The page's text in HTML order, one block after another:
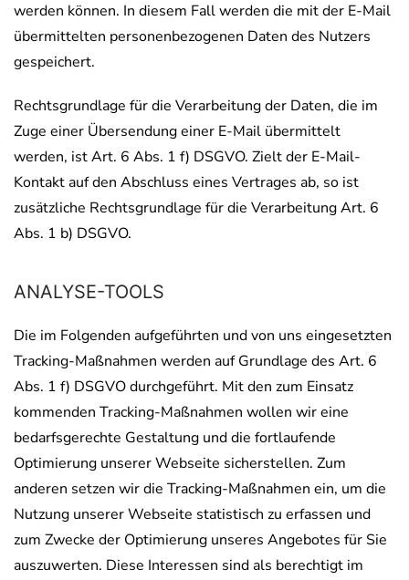
werden können. In diesem Fall werden die mit der E-Mail
übermittelten personenbezogenen Daten des Nutzers
gespeichert.
Rechtsgrundlage für die Verarbeitung der Daten, die im
Zuge einer Übersendung einer E-Mail übermittelt
werden, ist Art. 6 Abs. 1 f) DSGVO. Zielt der E-Mail-
Kontakt auf den Abschluss eines Vertrages ab, so ist
zusätzliche Rechtsgrundlage für die Verarbeitung Art. 6
Abs. 1 b) DSGVO.
ANALYSE-TOOLS
Die im Folgenden aufgeführten und von uns eingesetzten
Tracking-Maßnahmen werden auf Grundlage des Art. 6
Abs. 1 f) DSGVO durchgeführt. Mit den zum Einsatz
kommenden Tracking-Maßnahmen wollen wir eine
bedarfsgerechte Gestaltung und die fortlaufende
Optimierung unserer Webseite sicherstellen. Zum
anderen setzen wir die Tracking-Maßnahmen ein, um die
Nutzung unserer Webseite statistisch zu erfassen und
zum Zwecke der Optimierung unseres Angebotes für Sie
auszuwerten. Diese Interessen sind als berechtigt im